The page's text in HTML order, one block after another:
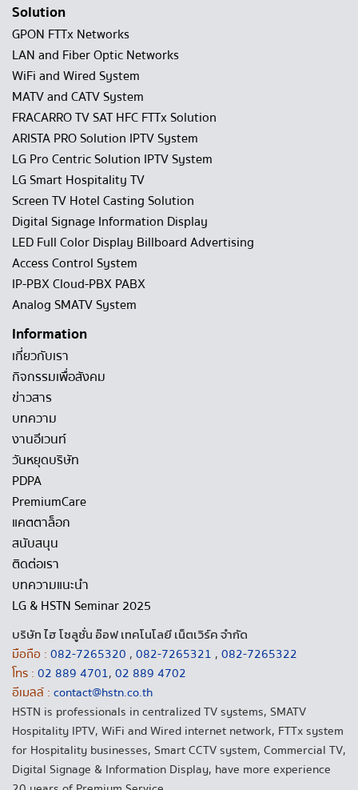
Solution
GPON FTTx Networks
LAN and Fiber Optic Networks
WiFi and Wired System
MATV and CATV System
FRACARRO TV SAT HFC FTTx Solution
ARISTA PRO Solution IPTV System
LG Pro Centric Solution IPTV System
LG Smart Hospitality TV
Screen TV Hotel Casting Solution
Digital Signage Information Display
LED Full Color Display Billboard Advertising
Access Control System
IP-PBX Cloud-PBX PABX
Analog SMATV System
Information
เกี่ยวกับเรา
กิจกรรมเพื่อสังคม
ข่าวสาร
บทความ
งานอีเวนท์
วันหยุดบริษัท
PDPA
PremiumCare
แคตตาล็อก
สนับสนุน
ติดต่อเรา
บทความแนะนำ
LG & HSTN Seminar 2025
บริษัท ไฮ โซลูชั่น อ๊อฟ เทคโนโลยี เน็ตเวิร์ค จำกัด
มือถือ : 082-7265320 , 082-7265321 , 082-7265322
โทร : 02 889 4701, 02 889 4702
อีเมลล์ : contact@hstn.co.th
HSTN is professionals in centralized TV systems, SMATV
Hospitality IPTV, WiFi and Wired internet network, FTTx system
for Hospitality businesses, Smart CCTV system, Commercial TV,
Digital Signage & Information Display, have more experience